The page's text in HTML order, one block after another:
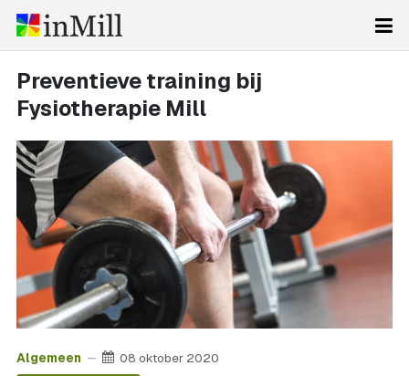
Preventieve training bij
Fysiotherapie Mill
Algemeen 08 oktober 2020